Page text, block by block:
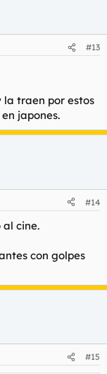
#13
la traen por estos
japones.
#14
cine.
con golpes
#15